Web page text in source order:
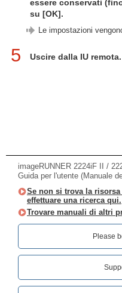
essere conservati
su [OK].
Le impostazioni
5 Uscire dalla IU remota.
imageRUNNER 2224iF II /
Guida per l'utente (Manuale
Se non si trova la
effettuare una ricerca qui.
Trovare manuali di altri
Please